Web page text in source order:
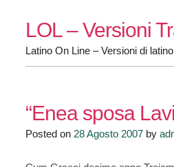
LOL – Versioni
Latino On Line – Versioni di
“Enea sposa
Posted on 28 Agosto 2007 by